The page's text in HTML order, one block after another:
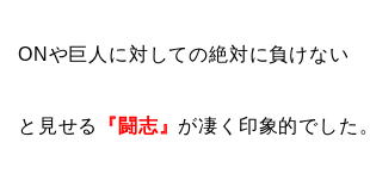
ONや巨人に対しての絶対に負けない
と見せる 『闘志』 が凄く印象的でした。